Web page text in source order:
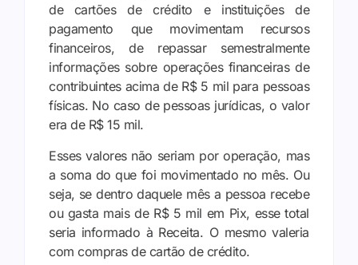
de cartões de crédito e instituições de
pagamento que movimentam recursos
financeiros, de repassar semestralmente
informações sobre operações financeiras de
contribuintes acima de R$ 5 mil para pessoas
físicas. No caso de pessoas jurídicas, o valor
era de R$ 15 mil.
Esses valores não seriam por operação, mas
a soma do que foi movimentado no mês. Ou
seja, se dentro daquele mês a pessoa recebe
ou gasta mais de R$ 5 mil em Pix, esse total
seria informado à Receita. O mesmo valeria
com compras de cartão de crédito.